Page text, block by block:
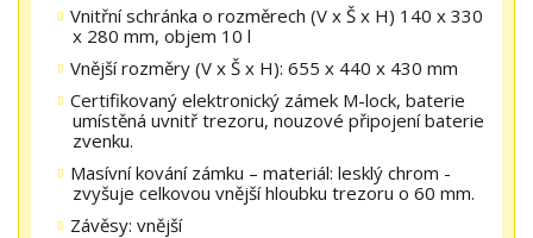
Vnitřní schránka o rozměrech (V x Š x H) 140 x 330
x 280 mm, objem 10 l
Vnější rozměry (V x Š x H): 655 x 440 x 430 mm
Certifikovaný elektronický zámek M-lock, baterie
umístěná uvnitř trezoru, nouzové připojení baterie
zvenku.
Masívní kování zámku – materiál: lesklý chrom -
zvyšuje celkovou vnější hloubku trezoru o 60 mm.
Závěsy: vnější